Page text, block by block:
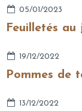
05/01/2023
Feuilletés
19/12/2022
Pommes de
13/12/2022